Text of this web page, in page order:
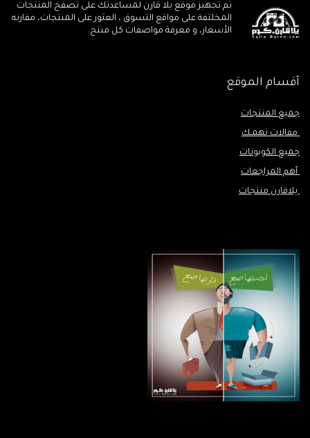
تم تجهيز موقع يلا قارن لمساعدتك على تصفح المنتجات
المخلتفة على مواقع التسوق ، العثور على المنتجات، مقارنه
الأسعار، و معرفة مواصفات كل منتج.
أقسام الموقع
جميع المنتجات
مقالات تهمـك
جميع الكوبونات
أهم المراجعات
يلاقارن منتجات